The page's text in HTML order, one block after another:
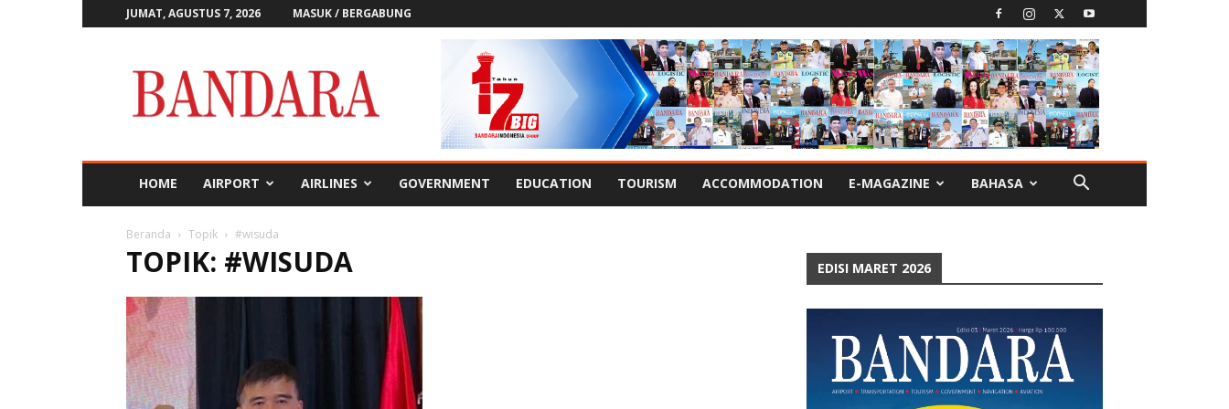
JUMAT, AGUSTUS 7, 2026 MASUK / BERGABUNG
Bandara
HOME AIRPORT AIRLINES GOVERNMENT EDUCATION TOURISM ACCOMMODATION E-MAGAZINE BAHASA
Beranda Topik #wisuda
TOPIK: #WISUDA EDISI MARET 2026